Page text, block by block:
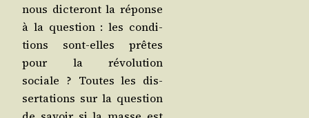
nous dic­te­ront la réponse
à la ques­tion : les condi­
tions sont-elles prêtes
pour la révo­lu­tion
sociale ? Toutes les dis­
ser­ta­tions sur la ques­tion